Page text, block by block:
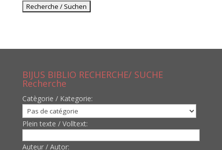
BIJUS BIBLIO RECHERCHE/ SUCHE
Recherche
Catègorie / Kategorie:
Plein texte / Volltext:
Auteur / Autor: